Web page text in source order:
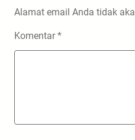
Alamat email Anda tidak
Komentar*